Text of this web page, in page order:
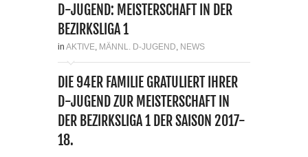
D-JUGEND: MEISTERSCHAFT IN DER
BEZIRKSLIGA 1
in AKTIVE MÄNNL. D-JUGEND NEWS
DIE 94ER FAMILIE GRATULIERT IHRER
D-JUGEND ZUR MEISTERSCHAFT IN
DER BEZIRKSLIGA 1 DER SAISON 2017-
18.